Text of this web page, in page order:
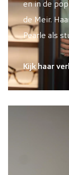
en in de
de Meir.
Pearle als
Kijk haar